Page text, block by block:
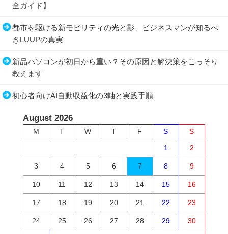
全ガイド】
都市を駆ける新モビリティの光と影、ビジネスマンが知るべ
きLUUPの真実
新品パソコンが初日から重い？その原因と解決策をこっそり
教えます
初心者向けAI自動収益化の3軸と実践手順
August 2026
M T W T F S
S
1
2
3 4 5 6 7 8 9
10 11 12 13 14 15 16
17 18 19 20 21 22 23
24 25 26 27 28 29 30